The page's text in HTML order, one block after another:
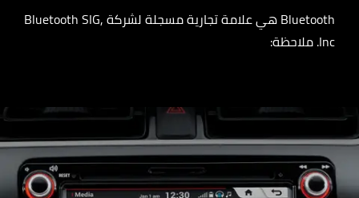
Bluetooth هي علامة تجارية مسجلة لشركة Bluetooth SIG,
Inc. ملاحظة: